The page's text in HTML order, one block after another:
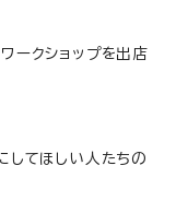
ークショップを出店
してほしい人たちの